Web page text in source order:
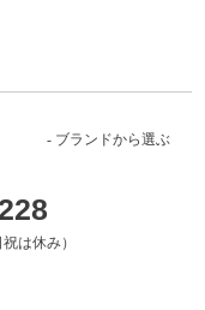
ブランドから選ぶ
は休み）